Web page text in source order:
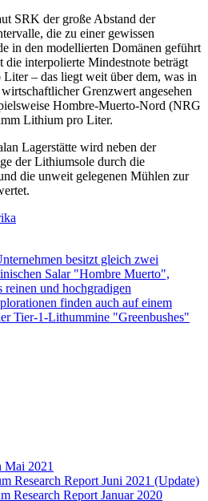
SRK der große Abstand der
die zu einer gewissen
in den modellierten Domänen geführt
die interpolierte Mindestnote beträgt
– das liegt weit über dem, was in
Grenzwert angesehen
Hombre-Muerto-Nord (NRG
Lithium pro Liter.
Lagerstätte wird neben der
der Lithiumsole durch die
die unweit gelegenen Mühlen zur
besitzt gleich zwei
Salar "Hombre Muerto",
reinen und hochgradigen
finden auch auf einem
Tier-1-Lithummine "Greenbushes"
Mai 2021
Research Report Juni 2021 (Update)
Research Report Januar 2020